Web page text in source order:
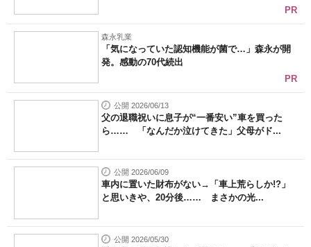
PR
森永乳業
「気になっていた認知機能が菌で…」森永が開
発。感動の70代続出
PR
公開 2026/06/13
父の退職祝いに息子が“一番安い”車を買った
ら…… 「なんだか泣けてきた」父母がド...
公開 2026/06/09
車内に置いた財布がない→「車上荒らしか!?」
と思いきや、20分後…… まさかの光...
公開 2026/05/30